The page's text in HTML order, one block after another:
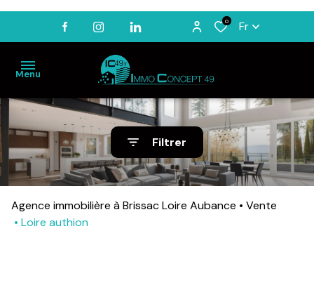
0 Fr
Menu
ACCUEIL
VENTES
LOCATIONS
BIENS
VENDUS
Filtrer
Agence immobilière à Brissac Loire Aubance
Vente
Loire authion